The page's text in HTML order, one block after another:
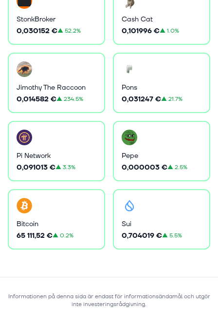
StonkBroker
0,030152 €▲52.2%
Cash Cat
0,101996 €▲1.0%
Jimothy The Raccoon
0,014582 €▲234.5%
Pons
0,031247 €▲21.7%
Pi Network
0,091013 €▲3.3%
Pepe
0,000003 €▲2.5%
Bitcoin
65 111,52 €▲0.2%
Sui
0,704019 €▲5.5%
Informationen på denna sida är endast för informationsändamål och utgör
inte investeringsrådgivning.